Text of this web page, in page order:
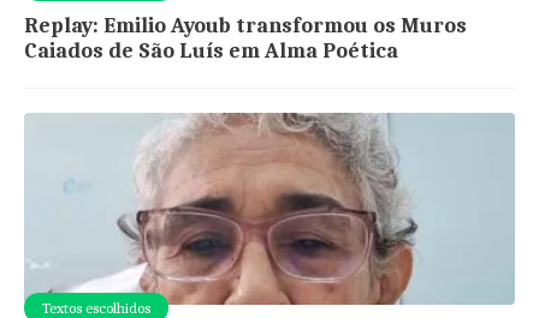
Replay: Emilio Ayoub transformou os Muros
Caiados de São Luís em Alma Poética
Textos escolhidos